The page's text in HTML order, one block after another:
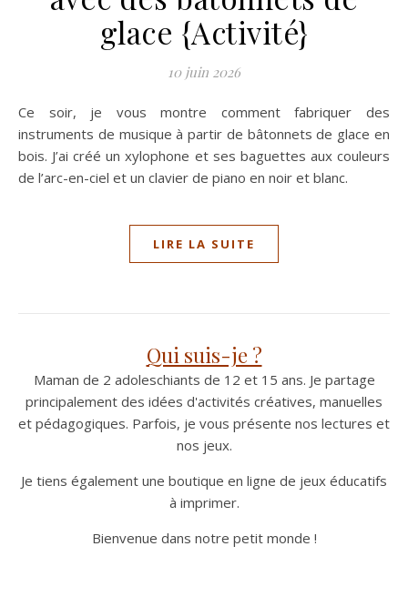
glace {Activité}
10 juin 2026
Ce soir, je vous montre comment fabriquer des
instruments de musique à partir de bâtonnets de glace en
bois. J’ai créé un xylophone et ses baguettes aux couleurs
de l’arc-en-ciel et un clavier de piano en noir et blanc.
LIRE LA SUITE
Qui suis-je ?
Maman de 2 adoleschiants de 12 et 15 ans. Je partage
principalement des idées d'activités créatives, manuelles
et pédagogiques. Parfois, je vous présente nos lectures et
nos jeux.
Je tiens également une boutique en ligne de jeux éducatifs
à imprimer.
Bienvenue dans notre petit monde !